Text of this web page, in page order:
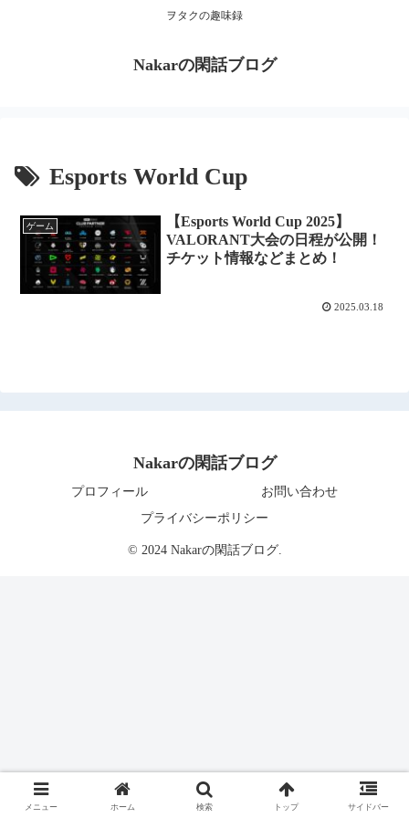
ヲタクの趣味録
Nakarの閑話ブログ
Esports World Cup
ゲーム
【Esports World Cup 2025】
VALORANT大会の日程が公開！
チケット情報などまとめ！
2025.03.18
Nakarの閑話ブログ
プロフィール
お問い合わせ
プライバシーポリシー
© 2024 Nakarの閑話ブログ.
メニュー ホーム 検索 トップ サイドバー